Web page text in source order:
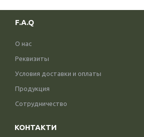
F.A.Q
О нас
Реквизиты
Условия доставки и оплаты
Продукция
Сотрудничество